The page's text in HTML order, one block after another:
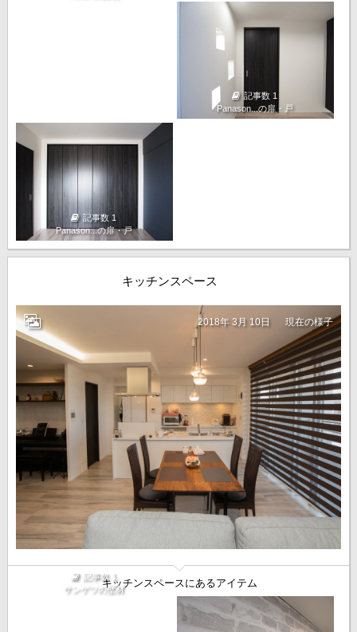
記事数 1
Panason...の扉・戸
記事数 1
Panason...の扉・戸
キッチンスペース
2018年 3月 10日 現在の様子
キッチンスペースにあるアイテム
記事数 1
サンゲツの壁材